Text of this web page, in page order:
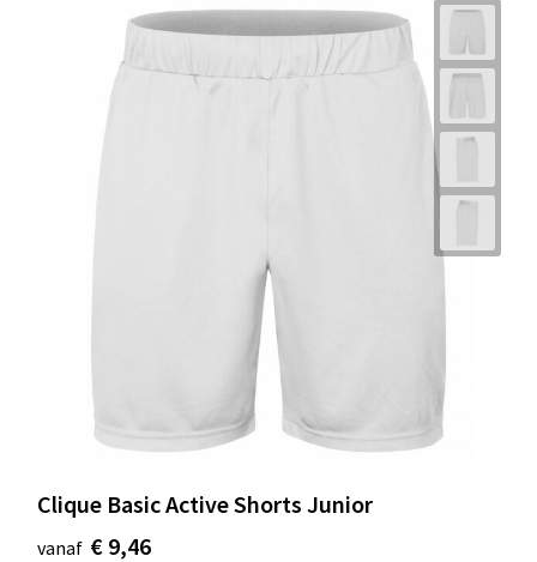
Clique Basic Active Shorts Junior
vanaf € 9,46